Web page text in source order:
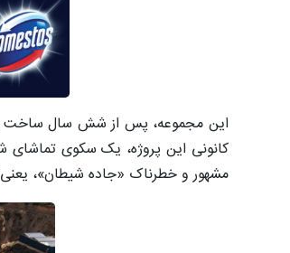
مشهور و خطرناک «جاده شیطان»، یعنی 72 پیچ نوجیانگ است.